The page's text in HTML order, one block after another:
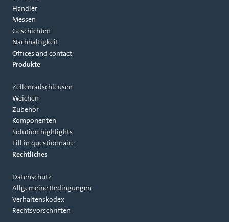
Händler
Messen
Geschichten
Nachhaltigkeit
Offices and contact
Produkte
Zellenradschleusen
Weichen
Zubehör
Komponenten
Solution highlights
Fill in questionnaire
Rechtliches
Datenschutz
Allgemeine Bedingungen
Verhaltenskodex
Rechtsvorschriften